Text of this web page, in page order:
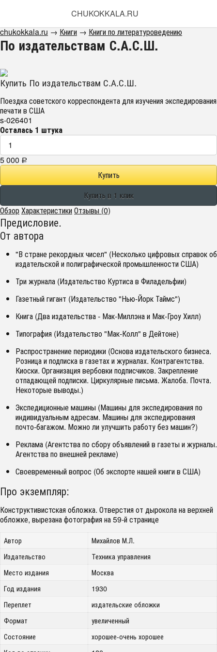
CHUKOKKALA.RU
chukokkala.ru → Книги → Книги по литературоведению
По издательствам С.А.С.Ш.
Купить По издательствам С.А.С.Ш.
Поездка советского корреспондента для изучения экспедирования
печати в США
s-026401
Осталась 1 штука
5 000 Р
ОбзорХарактеристикиОтзывы (0)
Предисловие.
От автора
"В стране рекордных чисел" (Несколько цифровых справок об
издательской и полиграфической промышленности США)
Три журнала (Издательство Куртиса в Филадельфии)
Газетный гигант (Издательство "Нью-Йорк Таймс")
Книга (Два издательства - Мак-Миллэна и Мак-Гроу Хилл)
Типография (Издательство "Мак-Колл" в Дейтоне)
Распространение периодики (Основа издательского бизнеса.
Розница и подписка в газетах и журналах. Контрагентства.
Киоски. Организация вербовки подписчиков. Закрепление
отпадающей подписки. Циркулярные письма. Жалоба. Почта.
Некоторые выводы.)
Экспедиционные машины (Машины для экспедирования по
индивидуальным адресам. Машины для экспедирования
почто-багажом. Можно ли улучшить работу без машин?)
Реклама (Агентства по сбору объявлений в газеты и журналы.
Агентства по внешней рекламе)
Своевременный вопрос (Об экспорте нашей книги в США)
Про экземпляр:
Конструктивистская обложка. Отверстия от дырокола на верхней
обложке, вырезана фотография на 59-й странице
Автор
Михайлов М.Л.
Издательство
Техника управления
Место издания
Москва
Год издания
1930
Переплет
издательские обложки
Формат
увеличенный
Состояние
хорошее-очень хорошее